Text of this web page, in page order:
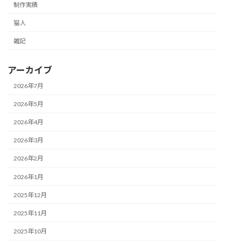
制作実績
猫人
雑記
アーカイブ
2026年7月
2026年5月
2026年4月
2026年3月
2026年2月
2026年1月
2025年12月
2025年11月
2025年10月